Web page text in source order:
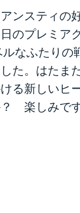
フリントさん
約20年前のキ
最近のキース
ークの南部さ
（笑）
テクノ・エレ
詳しい方なら
ンスティの
のプレミア
なふたりの
た。はたま
る新しいヒ
楽しみです